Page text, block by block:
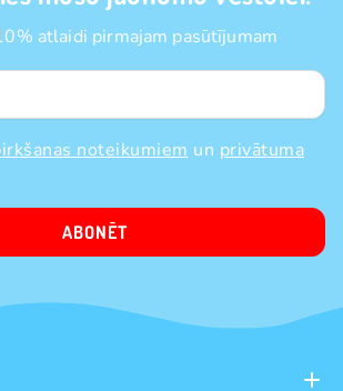
atlaidi pirmajam pasūtījumam
noteikumiem un privātuma
ABONĒT